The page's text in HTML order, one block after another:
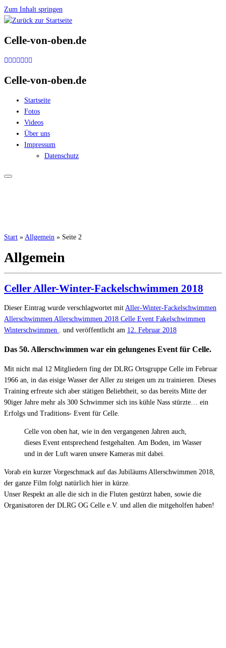
Zum Inhalt springen
Celle-von-oben.de
Celle-von-oben.de
Startseite
Fotos
Videos
Über uns
Impressum
Datenschutz
Start » Allgemein » Seite 2
Allgemein
Celler Aller-Winter-Fackelschwimmen 2018
Dieser Eintrag wurde verschlagwortet mit Aller-Winter-Fackelschwimmen
Allerschwimmen Allerschwimmen 2018 Celle Event Fakelschwimmen
Winterschwimmen . und veröffentlicht am 12. Februar 2018
Das 50. Allerschwimmen war ein gelungenes Event für Celle.
Mit nicht mal 12 Mitgliedern fing der DLRG Ortsgruppe Celle im Februar
1966 an, in das eisige Wasser der Aller zu steigen um zu trainieren. Dieses
Training erfreute sich aber stätigen Beliebtheit, so das bereits Mitte der
90iger Jahre mehr als 300 Schwimmer sich ins kühle Nass stürzte… ein
Erfolgs und Traditions- Event für Celle.
Celle von oben hat, wie in den vergangenen Jahren auch,
dieses Event entsprechend festgehalten. Am Boden, im Wasser
und in der Luft waren unsere Kameras mit dabei.
Vorab ein kurzer Vorgeschmack auf das Jubiläums Allerschwimmen 2018,
der ganze Film folgt natürlich hier in kürze.
Unser Respekt an alle die sich in die Fluten gestürzt haben, sowie die
Organisatoren der DLRG OG Celle e.V. und allen die mitgeholfen haben!